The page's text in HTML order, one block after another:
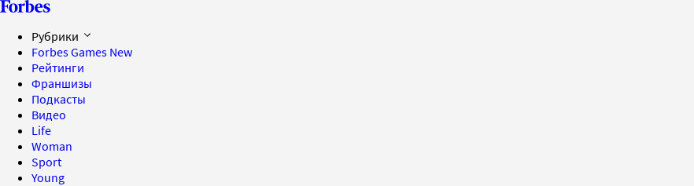
Рубрики
Forbes Games New
Рейтинги
Франшизы
Подкасты
Видео
Life
Woman
Sport
Young